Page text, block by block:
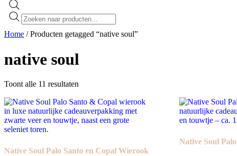
Home / Producten getagged “native soul”
native soul
Toont alle 11 resultaten
Native Soul Palo Santo en Copal Wierook
Native Soul